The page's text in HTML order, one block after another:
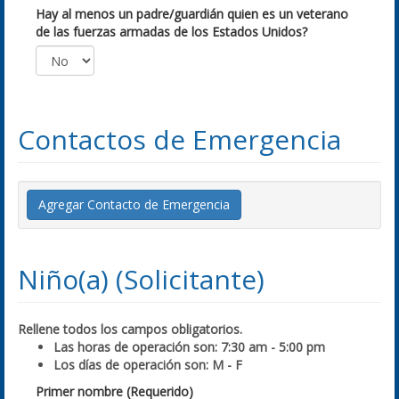
Hay al menos un padre/guardián quien es un veterano
de las fuerzas armadas de los Estados Unidos?
Contactos de Emergencia
Agregar Contacto de Emergencia
Niño(a) (Solicitante)
Rellene todos los campos obligatorios.
Las horas de operación son: 7:30 am - 5:00 pm
Los días de operación son: M - F
Primer nombre (Requerido)